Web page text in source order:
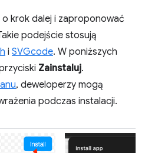
krok dalej i zaproponować
podejście stosują
i SVGcode. W poniższych
Zainstaluj.
, deweloperzy mogą
podczas instalacji.